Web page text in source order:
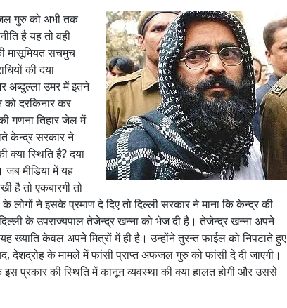
गुरु को अभी तक
है यह तो वही
मासूमियत सचमुच
की दया
अब्दुल्ला उमर में इतने
को दरकिनार कर
गणना तिहार जेल में
केन्द्र सरकार ने
क्या स्थिति है? दया
जब मीडिया में यह
है तो एकबारगी तो
लोगों ने इसके प्रमाण दे दिए तो दिल्ली सरकार ने माना कि केन्द्र की
के उपराज्यपाल तेजेन्द्र खन्ना को भेज दी है। तेजेन्द्र खन्ना अपने
केवल अपने मित्रों में ही है। उन्होंने तुरन्त फाईल को निपटाते हुए
देशद्रोह के मामले में फांसी प्राप्त अफजल गुरु को फांसी दे दी जाएगी।
प्रकार की स्थिति में कानून व्यवस्था की क्या हालत होगी और उससे